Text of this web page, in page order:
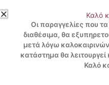
στο
περιεχόμενο
3 ΔΟΣΕΙΣ ΧΩΡΙΣ
Καλό
Οι παραγγελίες που
διαθέσιμα, θα
μετά λόγω
κατάστημα θα
Καλό